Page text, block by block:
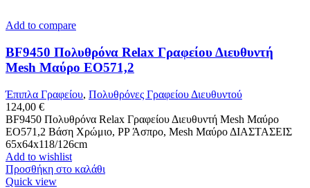
Add to compare
BF9450 Πολυθρόνα Relax Γραφείου Διευθυντή
Mesh Μαύρο ΕΟ571,2
Έπιπλα Γραφείου, Πολυθρόνες Γραφείου Διευθυντού
124,00 €
BF9450 Πολυθρόνα Relax Γραφείου Διευθυντή Mesh Μαύρο
ΕΟ571,2 Βάση Χρώμιο, PP Άσπρο, Mesh Μαύρο ΔΙΑΣΤΑΣΕΙΣ
65x64x118/126cm
Add to wishlist
Προσθήκη στο καλάθι
Quick view